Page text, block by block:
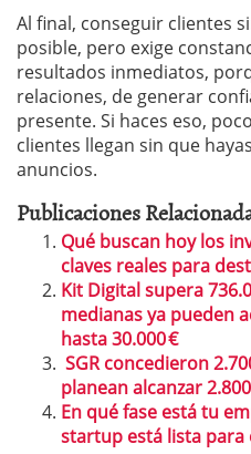
Al final, conseguir clientes
posible, pero exige
resultados inmediatos,
relaciones, de generar
presente. Si haces eso,
clientes llegan sin que
anuncios.
Publicaciones
Qué buscan hoy los
claves reales para
Kit Digital supera
medianas ya pueden
hasta 30.000 €
SGR concedieron
planean alcanzar
En qué fase está tu
startup está lista para